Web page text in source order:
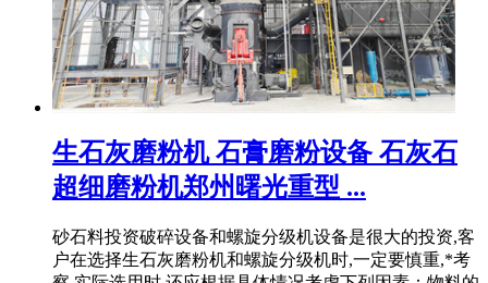
生石灰磨粉机 石膏磨粉设备 石灰石
超细磨粉机郑州曙光重型 ...
砂石料投资破碎设备和螺旋分级机设备是很大的投资,客
户在选择生石灰磨粉机和螺旋分级机时,一定要慎重,*考